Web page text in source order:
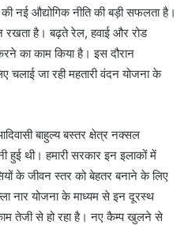
नई औद्योगिक नीति की बड़ी सफलता है।
रखता है। बढ़ते रेल, हवाई और रोड
का काम किया है। इस दौरान
चलाई जा रही महतारी वंदन योजना के
बाहुल्य बस्तर क्षेत्र नक्सल
हुई थी। हमारी सरकार इन इलाकों में
के जीवन स्तर को बेहतर बनाने के लिए
नार योजना के माध्यम से इन दूरस्थ
तेजी से हो रहा है। नए कैम्प खुलने से